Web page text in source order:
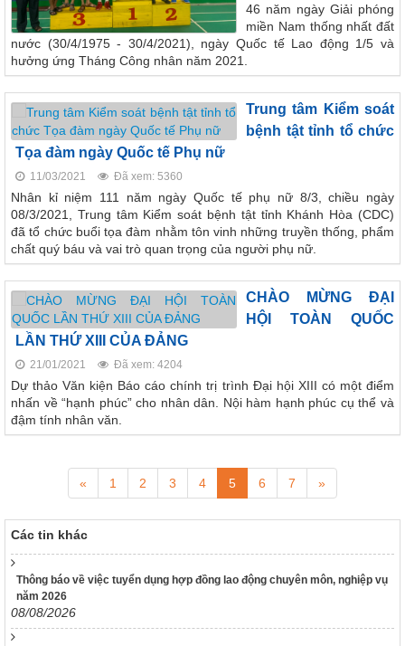
46 năm ngày Giải phóng
miền Nam thống nhất đất
nước (30/4/1975 - 30/4/2021), ngày Quốc tế Lao động 1/5 và
hưởng ứng Tháng Công nhân năm 2021.
Trung tâm Kiểm soát
bệnh tật tỉnh tổ chức
Tọa đàm ngày Quốc tế Phụ nữ
11/03/2021 Đã xem: 5360
Nhân kỉ niệm 111 năm ngày Quốc tế phụ nữ 8/3, chiều ngày
08/3/2021, Trung tâm Kiểm soát bệnh tật tỉnh Khánh Hòa (CDC)
đã tổ chức buổi tọa đàm nhằm tôn vinh những truyền thống, phẩm
chất quý báu và vai trò quan trọng của người phụ nữ.
CHÀO MỪNG ĐẠI
HỘI TOÀN QUỐC
LẦN THỨ XIII CỦA ĐẢNG
21/01/2021 Đã xem: 4204
Dự thảo Văn kiện Báo cáo chính trị trình Đại hội XIII có một điểm
nhấn về “hạnh phúc” cho nhân dân. Nội hàm hạnh phúc cụ thể và
đậm tính nhân văn.
« 1 2 3 4 5 6 7 »
Các tin khác
Thông báo về việc tuyển dụng hợp đồng lao động chuyên môn, nghiệp vụ
năm 2026
08/08/2026
Luật Bảo vệ bí mật nhà nước
63/2026/NĐ-CP
Nghị định Quy định chi tiết một số điều và biện pháp thi hành
Luật bảo vệ bí mật nhà nước
LUẬT XỬ LÝ VI PHẠM HÀNH CHÍNH
190/2025/NĐ-CP
Nghị định Sửa đổi, bổ sung một số điều của Nghị định số
quy định chi tiết một số điều và biện pháp thi hành Luật Xử lý
vi phạm hành chính được sửa đổi, bổ sung theo Nghị định số
68/2025/NĐ-CP ngày 18 tháng 3 năm 2025 của Chính phủ và
Nghị định số 120/2021/NĐ-CP ngày 24 tháng 12 năm 2021
189/2025/NĐ-CP
Nghị định Quy định chi tiết Luật Xử lý vi phạm hành chính về
thẩm quyền xử phạt vi phạm hành chính
nhân quyền tháng 01/2026
1265/HD-BCĐ
HƯỚNG DẪN QUẢN LÝ NGƯỜI MẮC COVID-19 TẠI NHÀ